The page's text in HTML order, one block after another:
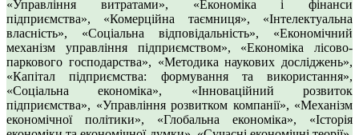
«Управління витратами», «Економіка і фінанси
підприємства», «Комерційна таємниця», «Інтелектуальна
власність», «Соціальна відповідальність», «Економічний
механізм управління підприємством», «Економіка лісово-
паркового господарства», «Методика наукових досліджень»,
«Капітал підприємства: формування та використання»,
«Соціальна економіка», «Інноваційний розвиток
підприємства», «Управління розвитком компанії», «Механізм
економічної політики», «Глобальна економіка», «Історія